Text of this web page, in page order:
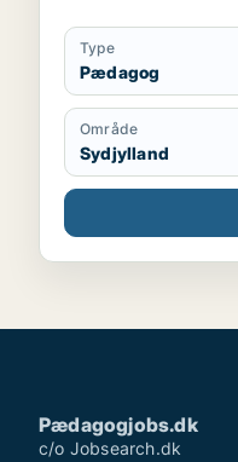
Type
Pædagog
Område
Sydjylland
Pædagogjobs.dk
c/o Jobsearch.dk